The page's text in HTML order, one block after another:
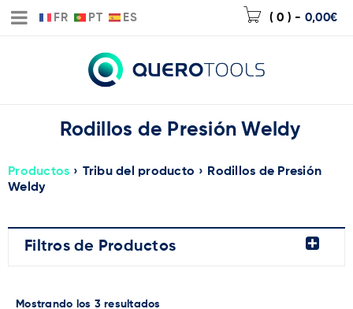
FR PT ES ( 0 ) - 0,00€
Rodillos de Presión Weldy
Productos › Tribu del producto › Rodillos de Presión
Weldy
Filtros de Productos
Mostrando los 3 resultados